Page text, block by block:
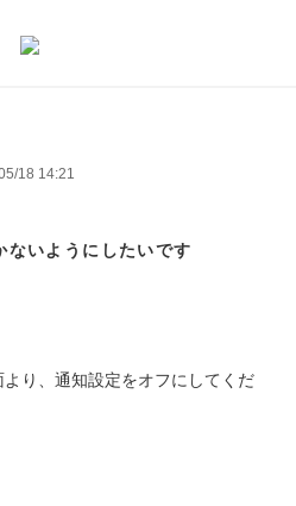
18 14:21
ないようにしたいです
り、通知設定をオフにしてくだ